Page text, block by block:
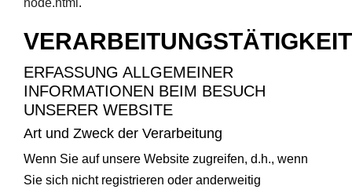
node.html .
ERFASSUNG ALLGEMEINER
INFORMATIONEN BEIM BESUCH
UNSERER WEBSITE
Art und Zweck der Verarbeitung
Wenn Sie auf unsere Website zugreifen, d.h., wenn
Sie sich nicht registrieren oder anderweitig